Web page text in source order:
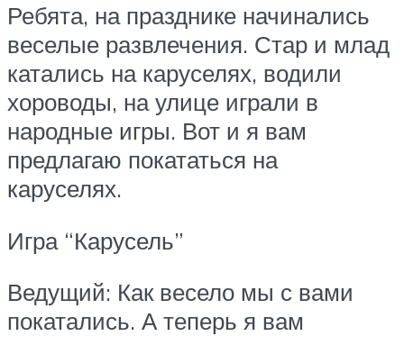
Ребята, на празднике начинались
веселые развлечения. Стар и млад
катались на каруселях, водили
хороводы, на улице играли в
народные игры. Вот и я вам
предлагаю покататься на
каруселях.
Игра “Карусель”
Ведущий: Как весело мы с вами
покатались. А теперь я вам